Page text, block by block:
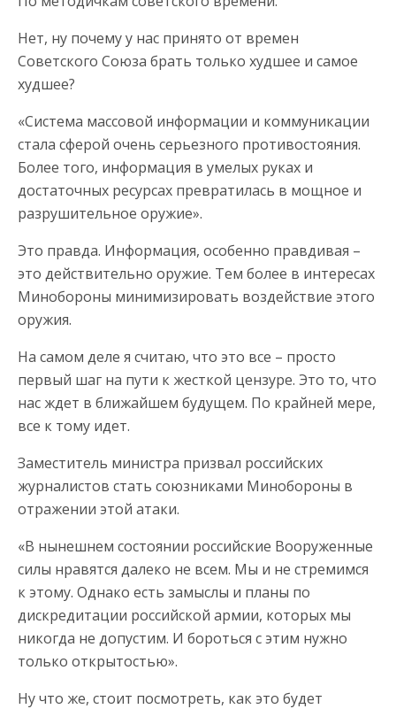
Нет, ну почему у нас принято от времен
Советского Союза брать только худшее и самое
худшее?
«Система массовой информации и коммуникации
стала сферой очень серьезного противостояния.
Более того, информация в умелых руках и
достаточных ресурсах превратилась в мощное и
разрушительное оружие».
Это правда. Информация, особенно правдивая –
это действительно оружие. Тем более в интересах
Минобороны минимизировать воздействие этого
оружия.
На самом деле я считаю, что это все – просто
первый шаг на пути к жесткой цензуре. Это то, что
нас ждет в ближайшем будущем. По крайней мере,
все к тому идет.
Заместитель министра призвал российских
журналистов стать союзниками Минобороны в
отражении этой атаки.
«В нынешнем состоянии российские Вооруженные
силы нравятся далеко не всем. Мы и не стремимся
к этому. Однако есть замыслы и планы по
дискредитации российской армии, которых мы
никогда не допустим. И бороться с этим нужно
только открытостью».
Ну что же, стоит посмотреть, как это будет